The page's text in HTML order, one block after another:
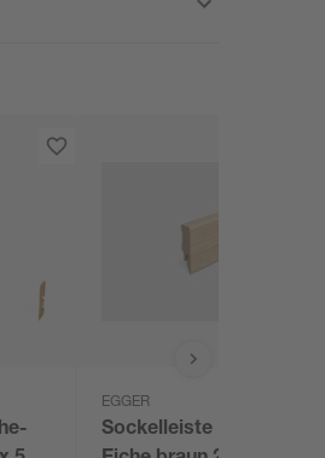
EGGER
Sockelleiste 'L685'